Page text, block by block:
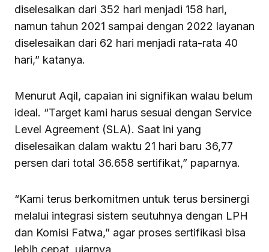
diselesaikan dari 352 hari menjadi 158 hari,
namun tahun 2021 sampai dengan 2022 layanan
diselesaikan dari 62 hari menjadi rata-rata 40
hari,” katanya.
Menurut Aqil, capaian ini signifikan walau belum
ideal. “Target kami harus sesuai dengan Service
Level Agreement (SLA). Saat ini yang
diselesaikan dalam waktu 21 hari baru 36,77
persen dari total 36.658 sertifikat,” paparnya.
“Kami terus berkomitmen untuk terus bersinergi
melalui integrasi sistem seutuhnya dengan LPH
dan Komisi Fatwa,” agar proses sertifikasi bisa
lebih cepat, ujarnya